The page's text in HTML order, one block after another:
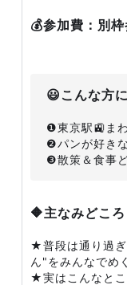
💰参加費：別枠
😃こんな方
❶東京駅🚉ま
❷パンが好き
❸散策＆食事
🔶主なみどころ
★普段は通り過
ん"をみんなでめ
★実はこんなとこ